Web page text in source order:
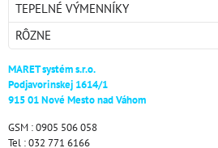
TEPELNÉ VÝMENNÍKY
RÔZNE
MARET systém s.r.o.
Podjavorinskej 1614/1
915 01 Nové Mesto nad Váhom
GSM : 0905 506 058
Tel : 032 771 6166